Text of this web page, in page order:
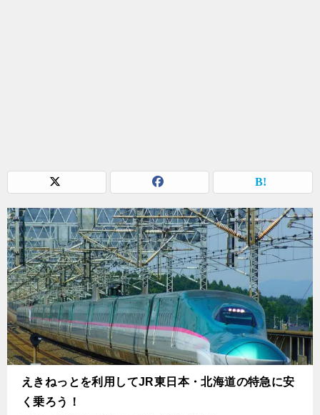
えきねっとを利用してJR東日本・北海道の特急に安
く乗ろう！